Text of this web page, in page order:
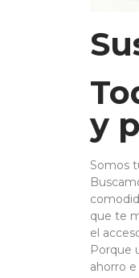
y
Somos
que te
el
Porque
ahorro